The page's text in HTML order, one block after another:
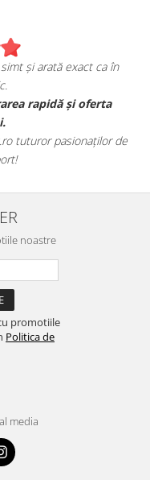
și arată exact ca în
rapidă și oferta
tuturor pasionaților de
noastre
promotiile
Politica de
media